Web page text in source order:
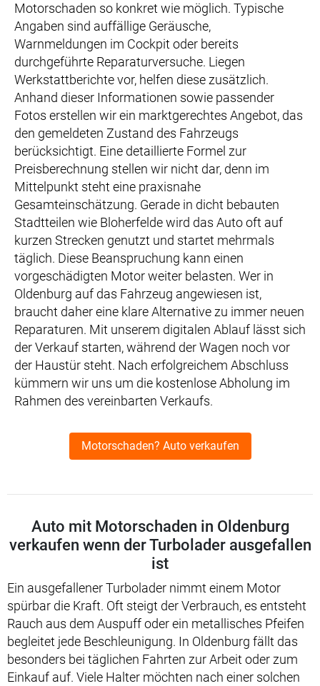
Motorschaden so konkret wie möglich. Typische
Angaben sind auffällige Geräusche,
Warnmeldungen im Cockpit oder bereits
durchgeführte Reparaturversuche. Liegen
Werkstattberichte vor, helfen diese zusätzlich.
Anhand dieser Informationen sowie passender
Fotos erstellen wir ein marktgerechtes Angebot, das
den gemeldeten Zustand des Fahrzeugs
berücksichtigt. Eine detaillierte Formel zur
Preisberechnung stellen wir nicht dar, denn im
Mittelpunkt steht eine praxisnahe
Gesamteinschätzung. Gerade in dicht bebauten
Stadtteilen wie Bloherfelde wird das Auto oft auf
kurzen Strecken genutzt und startet mehrmals
täglich. Diese Beanspruchung kann einen
vorgeschädigten Motor weiter belasten. Wer in
Oldenburg auf das Fahrzeug angewiesen ist,
braucht daher eine klare Alternative zu immer neuen
Reparaturen. Mit unserem digitalen Ablauf lässt sich
der Verkauf starten, während der Wagen noch vor
der Haustür steht. Nach erfolgreichem Abschluss
kümmern wir uns um die kostenlose Abholung im
Rahmen des vereinbarten Verkaufs.
Motorschaden? Auto verkaufen
Auto mit Motorschaden in Oldenburg
verkaufen wenn der Turbolader ausgefallen
ist
Ein ausgefallener Turbolader nimmt einem Motor
spürbar die Kraft. Oft steigt der Verbrauch, es entsteht
Rauch aus dem Auspuff oder ein metallisches Pfeifen
begleitet jede Beschleunigung. In Oldenburg fällt das
besonders bei täglichen Fahrten zur Arbeit oder zum
Einkauf auf. Viele Halter möchten nach einer solchen